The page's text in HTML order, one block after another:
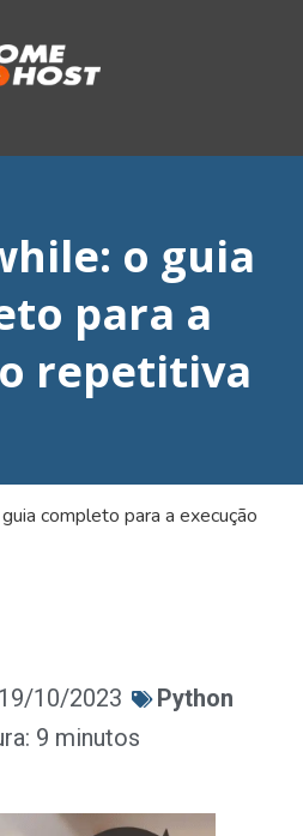
o guia
para a
repetitiva
completo para a execução
10/2023
Python
9 minutos